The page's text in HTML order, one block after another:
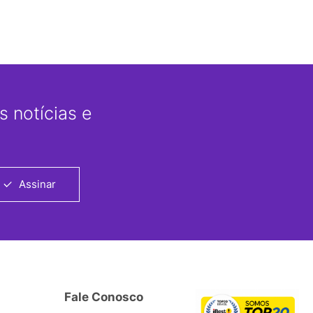
notícias e
Assinar
Fale Conosco